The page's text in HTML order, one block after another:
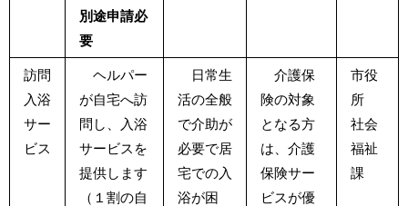
別途申請必
要
訪問
入浴
サー
ビス
ヘルパー
が自宅へ訪
問し、入浴
サービスを
提供します
（１割の自
日常生
活の全般
で介助が
必要で居
宅での入
浴が困
介護保
険の対象
となる方
は、介護
保険サー
ビスが優
市役
所
社会
福祉
課